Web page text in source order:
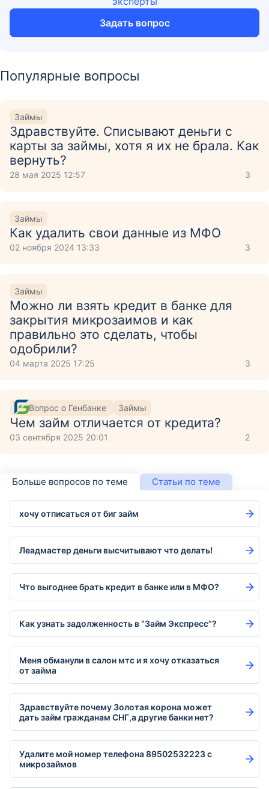
Задать вопрос
Популярные вопросы
Займы
Здравствуйте. Списывают деньги с
карты за займы, хотя я их не брала. Как
вернуть?
28 мая 2025 12:57 3
Займы
Как удалить свои данные из МФО
02 ноября 2024 13:33 3
Займы
Можно ли взять кредит в банке для
закрытия микрозаимов и как
правильно это сделать, чтобы
одобрили?
04 марта 2025 17:25 3
Вопрос о Генбанке Займы
Чем займ отличается от кредита?
03 сентября 2025 20:01 2
Больше вопросов по теме Статьи по теме
хочу отписаться от биг займ
Леадмастер деньги высчитывают что делать!
Что выгоднее брать кредит в банке или в МФО?
Как узнать задолженность в “Займ Экспресс”?
Меня обманули в салон мтс и я хочу отказаться
от займа
Здравствуйте почему Золотая корона может
дать займ гражданам СНГ,а другие банки нет?
Удалите мой номер телефона 89502532223 с
микрозаймов